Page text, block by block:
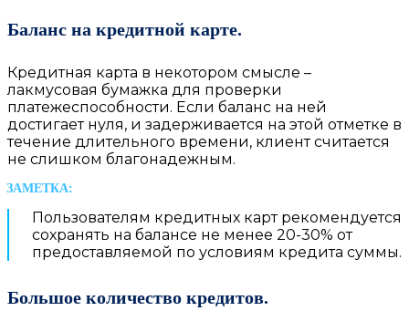
Баланс на кредитной карте.
Кредитная карта в некотором смысле –
лакмусовая бумажка для проверки
платежеспособности. Если баланс на ней
достигает нуля, и задерживается на этой отметке в
течение длительного времени, клиент считается
не слишком благонадежным.
Пользователям кредитных карт рекомендуется
сохранять на балансе не менее 20-30% от
предоставляемой по условиям кредита суммы.
Большое количество кредитов.